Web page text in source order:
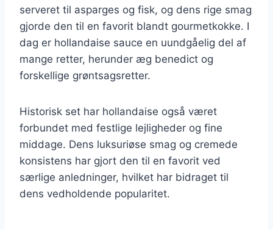
serveret til asparges og fisk, og dens rige smag
gjorde den til en favorit blandt gourmetkokke. I
dag er hollandaise sauce en uundgåelig del af
mange retter, herunder æg benedict og
forskellige grøntsagsretter.
Historisk set har hollandaise også været
forbundet med festlige lejligheder og fine
middage. Dens luksuriøse smag og cremede
konsistens har gjort den til en favorit ved
særlige anledninger, hvilket har bidraget til
dens vedholdende popularitet.